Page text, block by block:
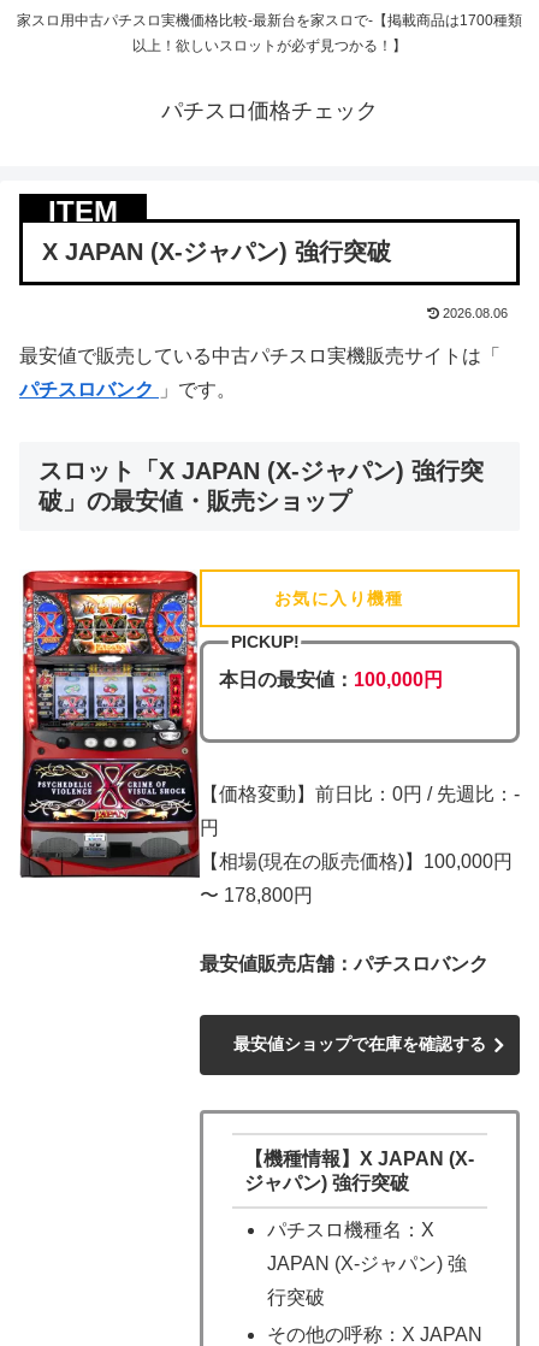
家スロ用中古パチスロ実機価格比較-最新台を家スロで-【掲載商品は1700種類
以上！欲しいスロットが必ず見つかる！】
パチスロ価格チェック
X JAPAN (X-ジャパン) 強行突破
2026.08.06
最安値で販売している中古パチスロ実機販売サイトは「
パチスロバンク
」です。
スロット「X JAPAN (X-ジャパン) 強行突
破」の最安値・販売ショップ
お気に入り機種
PICKUP!
本日の最安値： 100,000円
【価格変動】前日比：0円 / 先週比：-
円
【相場(現在の販売価格)】100,000円
〜 178,800円
最安値販売店舗：パチスロバンク
最安値ショップで在庫を確認する
【機種情報】X JAPAN (X-
ジャパン) 強行突破
パチスロ機種名：X
JAPAN (X-ジャパン) 強
行突破
その他の呼称：X JAPAN